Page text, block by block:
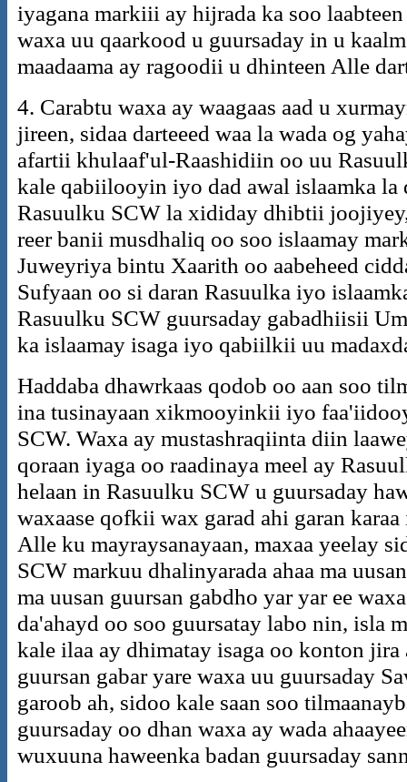
iyagana markiii ay hijrada ka soo
waxa uu qaarkood u guursaday in u
maadaama ay ragoodii u dhinteen Alle
4. Carabtu waxa ay waagaas aad u
jireen, sidaa darteeed waa la wada og
afartii khulaaf'ul-Raashidiin oo uu
kale qabiilooyin iyo dad awal islaamka la
Rasuulku SCW la xididay dhibtii joojiyey,
reer banii musdhaliq oo soo islaamay
Juweyriya bintu Xaarith oo aabeheed
Sufyaan oo si daran Rasuulka iyo
Rasuulku SCW guursaday gabadhiisii
ka islaamay isaga iyo qabiilkii uu
Haddaba dhawrkaas qodob oo aan soo
ina tusinayaan xikmooyinkii iyo
SCW. Waxa ay mustashraqiinta diin
qoraan iyaga oo raadinaya meel ay
helaan in Rasuulku SCW u guursaday
waxaase qofkii wax garad ahi garan
Alle ku mayraysanayaan, maxaa yeelay
SCW markuu dhalinyarada ahaa ma
ma uusan guursan gabdho yar yar ee
da'ahayd oo soo guursatay labo nin, isla
kale ilaa ay dhimatay isaga oo konton
guursan gabar yare waxa uu guursaday
garoob ah, sidoo kale saan soo
guursaday oo dhan waxa ay wada
wuxuuna haweenka badan guursaday